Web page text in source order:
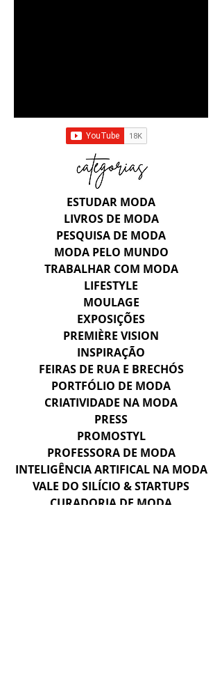
ESTUDAR MODA
LIVROS DE MODA
PESQUISA DE MODA
MODA PELO MUNDO
TRABALHAR COM MODA
LIFESTYLE
MOULAGE
EXPOSIÇÕES
PREMIÈRE VISION
INSPIRAÇÃO
FEIRAS DE RUA E BRECHÓS
PORTFÓLIO DE MODA
CRIATIVIDADE NA MODA
PRESS
PROMOSTYL
PROFESSORA DE MODA
INTELIGÊNCIA ARTIFICAL NA MODA
VALE DO SILÍCIO & STARTUPS
CURADORIA DE MODA